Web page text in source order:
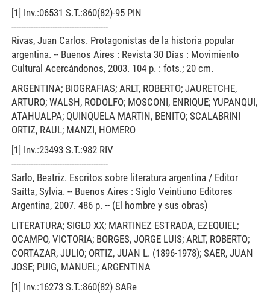
[1] Inv.:06531 S.T.:860(82)-95 PIN
----------------------------------------
Rivas, Juan Carlos. Protagonistas de la historia popular
argentina. -- Buenos Aires : Revista 30 Días : Movimiento
Cultural Acercándonos, 2003. 104 p. : fots.; 20 cm.
ARGENTINA; BIOGRAFIAS; ARLT, ROBERTO; JAURETCHE,
ARTURO; WALSH, RODOLFO; MOSCONI, ENRIQUE; YUPANQUI,
ATAHUALPA; QUINQUELA MARTIN, BENITO; SCALABRINI
ORTIZ, RAUL; MANZI, HOMERO
[1] Inv.:23493 S.T.:982 RIV
----------------------------------------
Sarlo, Beatriz. Escritos sobre literatura argentina / Editor
Saítta, Sylvia. -- Buenos Aires : Siglo Veintiuno Editores
Argentina, 2007. 486 p. -- (El hombre y sus obras)
LITERATURA; SIGLO XX; MARTINEZ ESTRADA, EZEQUIEL;
OCAMPO, VICTORIA; BORGES, JORGE LUIS; ARLT, ROBERTO;
CORTAZAR, JULIO; ORTIZ, JUAN L. (1896-1978); SAER, JUAN
JOSE; PUIG, MANUEL; ARGENTINA
[1] Inv.:16273 S.T.:860(82) SARe